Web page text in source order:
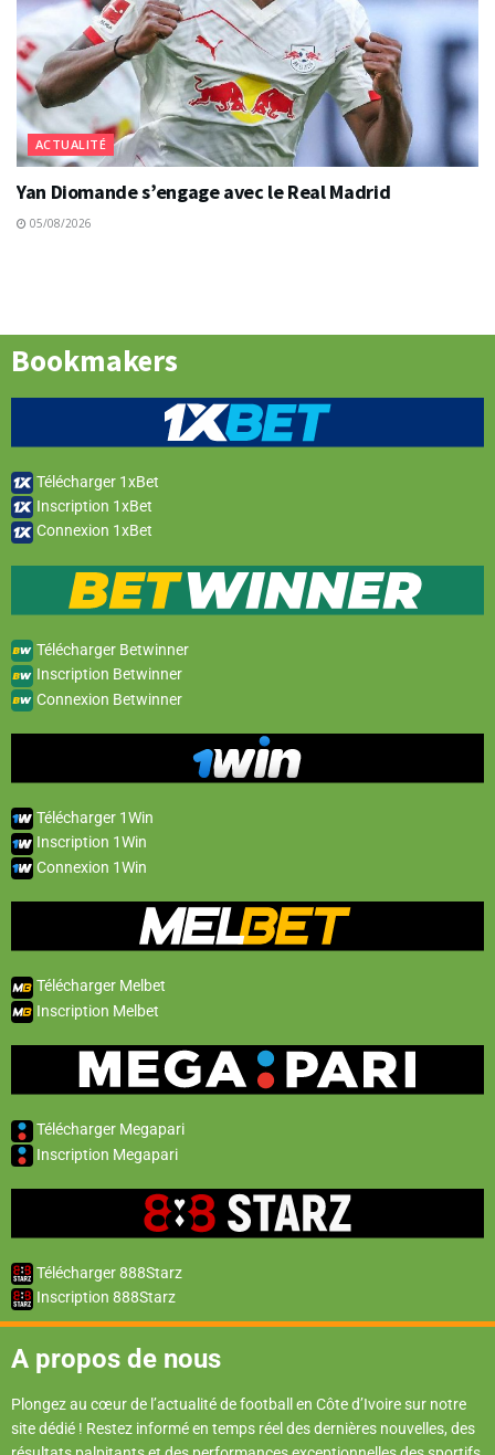
ACTUALITÉ
Yan Diomande s’engage avec le Real Madrid
05/08/2026
Bookmakers
Télécharger 1xBet
Inscription 1xBet
Connexion 1xBet
Télécharger Betwinner
Inscription Betwinner
Connexion Betwinner
Télécharger 1Win
Inscription 1Win
Connexion 1Win
Télécharger Melbet
Inscription Melbet
Télécharger Megapari
Inscription Megapari
Télécharger 888Starz
Inscription 888Starz
A propos de nous
Plongez au cœur de l’actualité de football en Côte d’Ivoire sur notre
site dédié ! Restez informé en temps réel des dernières nouvelles, des